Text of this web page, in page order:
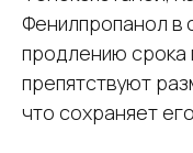
Фенилпропанол в
продлению срока
препятствуют
что сохраняет